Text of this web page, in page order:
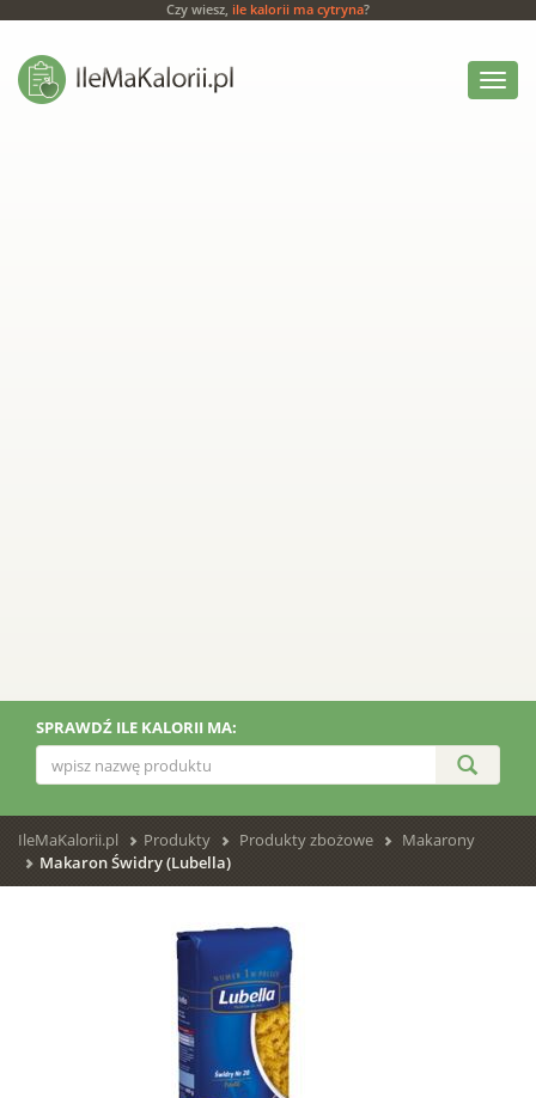
Czy wiesz, ile kalorii ma cytryna?
Włącz
menu
SPRAWDŹ ILE KALORII MA:
IleMaKalorii.pl Produkty Produkty zbożowe
Makarony
Makaron Świdry (Lubella)